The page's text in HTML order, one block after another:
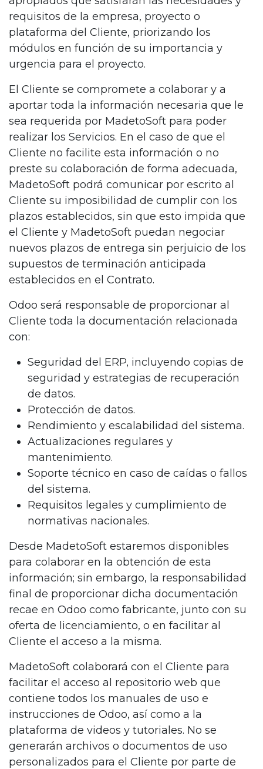
requisitos de la empresa, proyecto o
plataforma del Cliente, priorizando los
módulos en función de su importancia y
urgencia para el proyecto.
El Cliente se compromete a colaborar y a
aportar toda la información necesaria que le
sea requerida por MadetoSoft para poder
realizar los Servicios. En el caso de que el
Cliente no facilite esta información o no
preste su colaboración de forma adecuada,
MadetoSoft podrá comunicar por escrito al
Cliente su imposibilidad de cumplir con los
plazos establecidos, sin que esto impida que
el Cliente y MadetoSoft puedan negociar
nuevos plazos de entrega sin perjuicio de los
supuestos de terminación anticipada
establecidos en el Contrato.
Odoo será responsable de proporcionar al
Cliente toda la documentación relacionada
con:
Seguridad del ERP, incluyendo copias de
seguridad y estrategias de recuperación
de datos.
Protección de datos.
Rendimiento y escalabilidad del sistema.
Actualizaciones regulares y
mantenimiento.
Soporte técnico en caso de caídas o fallos
del sistema.
Requisitos legales y cumplimiento de
normativas nacionales.
Desde MadetoSoft estaremos disponibles
para colaborar en la obtención de esta
información; sin embargo, la responsabilidad
final de proporcionar dicha documentación
recae en Odoo como fabricante, junto con su
oferta de licenciamiento, o en facilitar al
Cliente el acceso a la misma.
MadetoSoft colaborará con el Cliente para
facilitar el acceso al repositorio web que
contiene todos los manuales de uso e
instrucciones de Odoo, así como a la
plataforma de videos y tutoriales. No se
generarán archivos o documentos de uso
personalizados para el Cliente por parte de